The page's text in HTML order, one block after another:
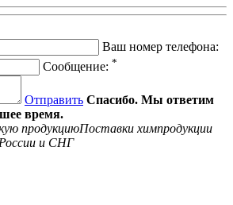
Ваш номер телефона:
Сообщение: *
Отправить Спасибо. Мы ответим
время.
продукциюПоставки химпродукции
России и СНГ